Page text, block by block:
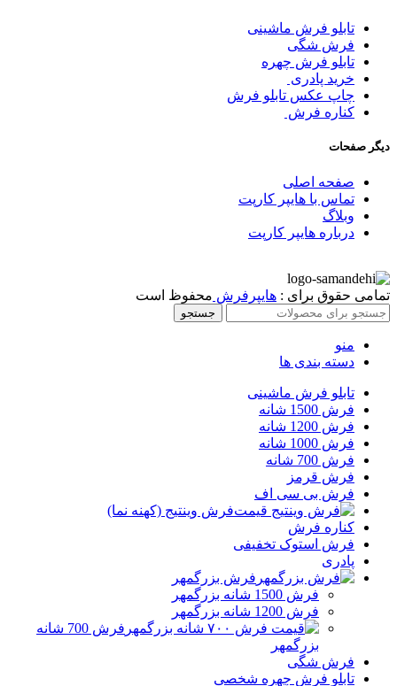
تابلو فرش ماشینی
فرش شگی
تابلو فرش چهره
خرید پادری
چاپ عکس تابلو فرش
کناره فرش
دیگر صفحات
صفحه اصلی
تماس با هایپر کارپت
وبلاگ
درباره هایپر کارپت
تمامی حقوق برای : هایپرفرش محفوظ است
جستجو
منو
دسته بندی ها
تابلو فرش ماشینی
فرش 1500 شانه
فرش 1200 شانه
فرش 1000 شانه
فرش 700 شانه
فرش قرمز
فرش بی سی اف
فرش وینتیج (کهنه نما)
کناره فرش
فرش استوک تخفیفی
پادری
فرش بزرگمهر
فرش 1500 شانه بزرگمهر
فرش 1200 شانه بزرگمهر
فرش 700 شانه
بزرگمهر
فرش شگی
تابلو فرش چهره شخصی